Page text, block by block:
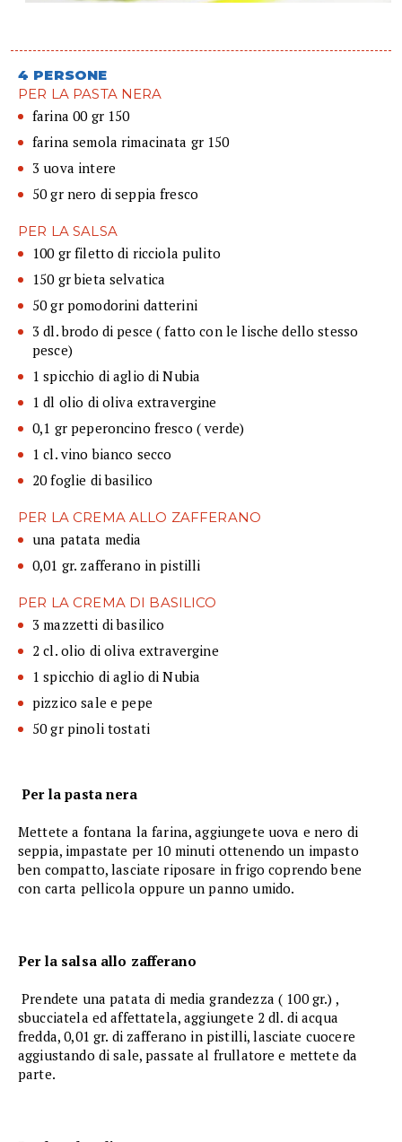
4 PERSONE
PER LA PASTA NERA
farina 00 gr 150
farina semola rimacinata gr 150
3 uova intere
50 gr nero di seppia fresco
PER LA SALSA
100 gr filetto di ricciola pulito
150 gr bieta selvatica
50 gr pomodorini datterini
3 dl. brodo di pesce ( fatto con le lische dello stesso
pesce)
1 spicchio di aglio di Nubia
1 dl olio di oliva extravergine
0,1 gr peperoncino fresco ( verde)
1 cl. vino bianco secco
20 foglie di basilico
PER LA CREMA ALLO ZAFFERANO
una patata media
0,01 gr. zafferano in pistilli
PER LA CREMA DI BASILICO
3 mazzetti di basilico
2 cl. olio di oliva extravergine
1 spicchio di aglio di Nubia
pizzico sale e pepe
50 gr pinoli tostati
Per la pasta nera
Mettete a fontana la farina, aggiungete uova e nero di
seppia, impastate per 10 minuti ottenendo un impasto
ben compatto, lasciate riposare in frigo coprendo bene
con carta pellicola oppure un panno umido.
Per la salsa allo zafferano
Prendete una patata di media grandezza ( 100 gr.) ,
sbucciatela ed affettatela, aggiungete 2 dl. di acqua
fredda, 0,01 gr. di zafferano in pistilli, lasciate cuocere
aggiustando di sale, passate al frullatore e mettete da
parte.